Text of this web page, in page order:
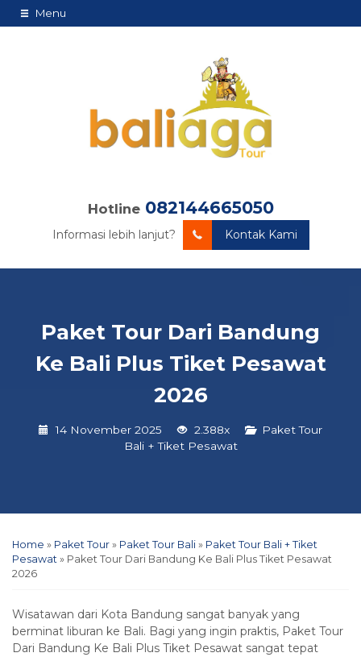
Menu
Hotline 082144665050
Informasi lebih lanjut? Kontak Kami
Paket Tour Dari Bandung
Ke Bali Plus Tiket Pesawat
2026
14 November 2025 2.388x
Paket Tour
Bali + Tiket Pesawat
Home » Paket Tour » Paket Tour Bali » Paket Tour Bali + Tiket
Pesawat » Paket Tour Dari Bandung Ke Bali Plus Tiket Pesawat
2026
Wisatawan dari Kota Bandung sangat banyak yang
berminat liburan ke Bali. Bagi yang ingin praktis, Paket Tour
Dari Bandung Ke Bali Plus Tiket Pesawat sangat tepat